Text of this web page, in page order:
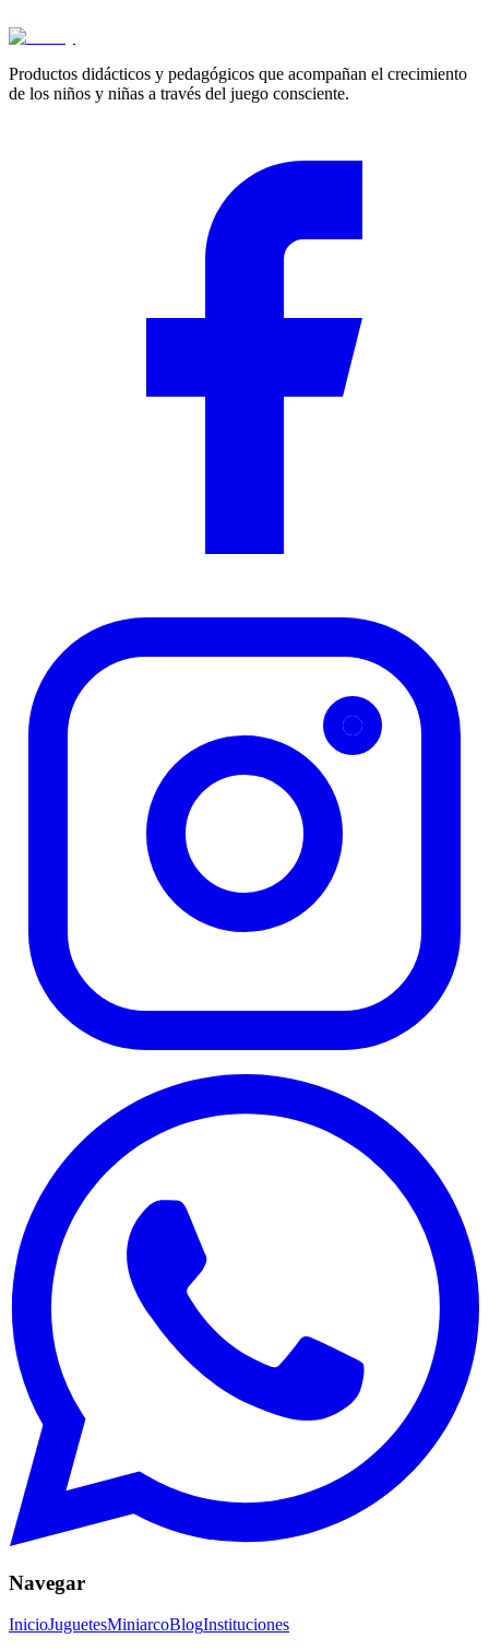
Cotizar
Productos didácticos y pedagógicos que acompañan el crecimiento
de los niños y niñas a través del juego consciente.
Navegar
InicioJuguetesMiniarcoBlogInstituciones